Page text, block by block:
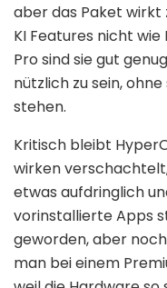
aber das Paket wirkt
KI Features nicht
Pro sind sie gut
nützlich zu sein,
stehen.
Kritisch bleibt
wirken
etwas aufdringlich
vorinstallierte Apps
geworden, aber
man bei einem